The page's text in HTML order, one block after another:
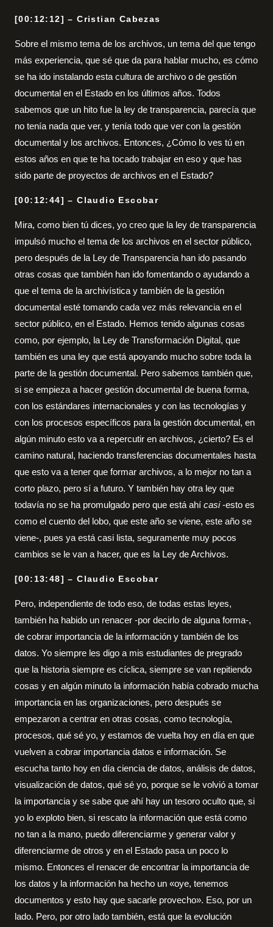
[00:12:12] – Cristian Cabezas
Sobre el mismo tema de los archivos, un tema del que tengo
más experiencia, que sé que da para hablar mucho, es cómo
se ha ido instalando esta cultura de archivo o de gestión
documental en el Estado en los últimos años. Todos
sabemos que un hito fue la ley de transparencia, parecía que
no tenía nada que ver, y tenía todo que ver con la gestión
documental y los archivos. Entonces, ¿Cómo lo ves tú en
estos años en que te ha tocado trabajar en eso y que has
sido parte de proyectos de archivos en el Estado?
[00:12:44] – Claudio Escobar
Mira, como bien tú dices, yo creo que la ley de transparencia
impulsó mucho el tema de los archivos en el sector público,
pero después de la Ley de Transparencia han ido pasando
otras cosas que también han ido fomentando o ayudando a
que el tema de la archivística y también de la gestión
documental esté tomando cada vez más relevancia en el
sector público, en el Estado. Hemos tenido algunas cosas
como, por ejemplo, la Ley de Transformación Digital, que
también es una ley que está apoyando mucho sobre toda la
parte de la gestión documental. Pero sabemos también que,
si se empieza a hacer gestión documental de buena forma,
con los estándares internacionales y con las tecnologías y
con los procesos específicos para la gestión documental, en
algún minuto esto va a repercutir en archivos, ¿cierto? Es el
camino natural, haciendo transferencias documentales hasta
que esto va a tener que formar archivos, a lo mejor no tan a
corto plazo, pero sí a futuro. Y también hay otra ley que
todavía no se ha promulgado pero que está ahí casi-esto es
como el cuento del lobo, que este año se viene, este año se
viene-, pues ya está casi lista, seguramente muy pocos
cambios se le van a hacer, que es la Ley de Archivos.
[00:13:48] – Claudio Escobar
Pero, independiente de todo eso, de todas estas leyes,
también ha habido un renacer -por decirlo de alguna forma-,
de cobrar importancia de la información y también de los
datos. Yo siempre les digo a mis estudiantes de pregrado
que la historia siempre es cíclica, siempre se van repitiendo
cosas y en algún minuto la información había cobrado mucha
importancia en las organizaciones, pero después se
empezaron a centrar en otras cosas, como tecnología,
procesos, qué sé yo, y estamos de vuelta hoy en día en que
vuelven a cobrar importancia datos e información. Se
escucha tanto hoy en día ciencia de datos, análisis de datos,
visualización de datos, qué sé yo, porque se le volvió a tomar
la importancia y se sabe que ahí hay un tesoro oculto que, si
yo lo exploto bien, si rescato la información que está como
no tan a la mano, puedo diferenciarme y generar valor y
diferenciarme de otros y en el Estado pasa un poco lo
mismo. Entonces el renacer de encontrar la importancia de
los datos y la información ha hecho un «oye, tenemos
documentos y esto hay que sacarle provecho». Eso, por un
lado. Pero, por otro lado también, está que la evolución